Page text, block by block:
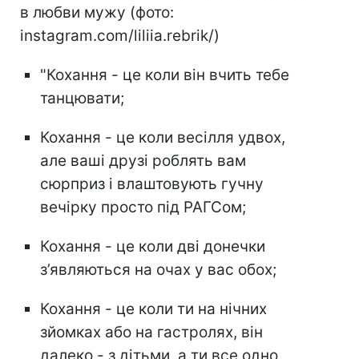
в любви мужу (фото:
instagram.com/liliia.rebrik/)
"Кохання - це коли він вчить тебе
танцювати;
Кохання - це коли весілля удвох,
але ваші друзі роблять вам
сюрприз і влаштовують гучну
вечірку просто під РАГСом;
Кохання - це коли дві донечки
з’являються на очах у вас обох;
Кохання - це коли ти на нічних
зйомках або на гастролях, він